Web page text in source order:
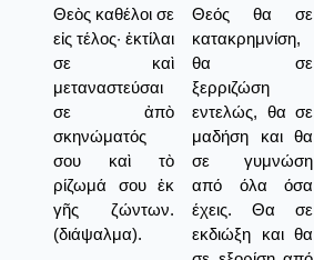
Θεὸς καθέλοι σε
εἰς τέλος· ἐκτίλαι
σε καὶ
μεταναστεύσαι
σε ἀπὸ
σκηνώματός
σου καὶ τὸ
ρίζωμά σου ἐκ
γῆς ζώντων.
(διάψαλμα).
Θεός θα σε
κατακρημνίση,
θα σε
ξερριζώση
εντελώς, θα σε
μαδήση και θα
σε γυμνώση
από όλα όσα
έχεις. Θα σε
εκδιώξη και θα